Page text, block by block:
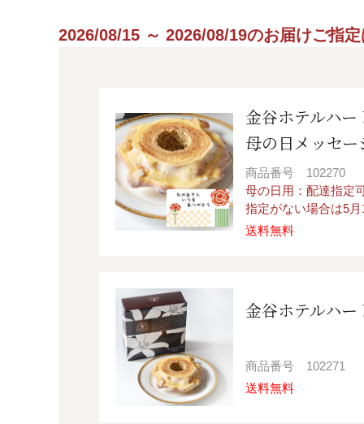
2026/08/15 ～ 2026/08/19のお届けご指
金谷ホテルハ
母の日メッ
商品番号
102270
母の日用：配達指定
指定がない場合は5
送料無料
金谷ホテルハ
商品番号
102271
送料無料